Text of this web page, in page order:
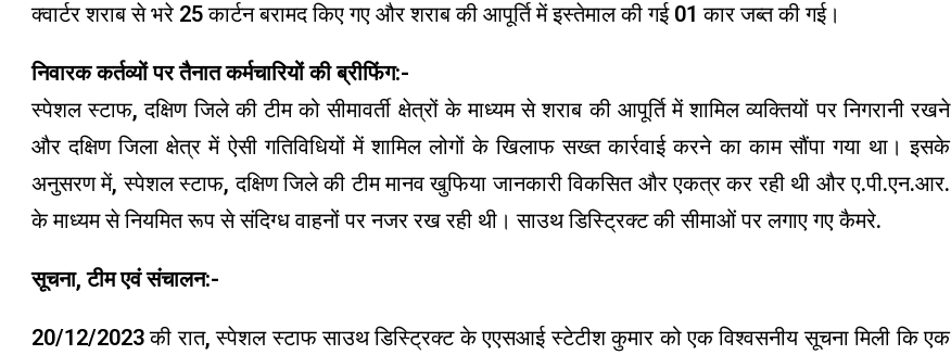
क्वार्टर शराब से भरे 25 कार्टन बरामद किए गए और शराब की आपूर्ति में इस्तेमाल की गई 01 कार जब्त की गई।
निवारक कर्तव्यों पर तैनात कर्मचारियों की ब्रीफिंग:-
स्पेशल स्टाफ, दक्षिण जिले की टीम को सीमावर्ती क्षेत्रों के माध्यम से शराब की आपूर्ति में शामिल व्यक्तियों पर निगरानी रखने
और दक्षिण जिला क्षेत्र में ऐसी गतिविधियों में शामिल लोगों के खिलाफ सख्त कार्रवाई करने का काम सौंपा गया था। इसके
अनुसरण में, स्पेशल स्टाफ, दक्षिण जिले की टीम मानव खुफिया जानकारी विकसित और एकत्र कर रही थी और ए.पी.एन.आर.
के माध्यम से नियमित रूप से संदिग्ध वाहनों पर नजर रख रही थी। साउथ डिस्ट्रिक्ट की सीमाओं पर लगाए गए कैमरे.
सूचना, टीम एवं संचालन:-
20/12/2023 की रात, स्पेशल स्टाफ साउथ डिस्ट्रिक्ट के एएसआई स्टेटीश कुमार को एक विश्वसनीय सूचना मिली कि एक